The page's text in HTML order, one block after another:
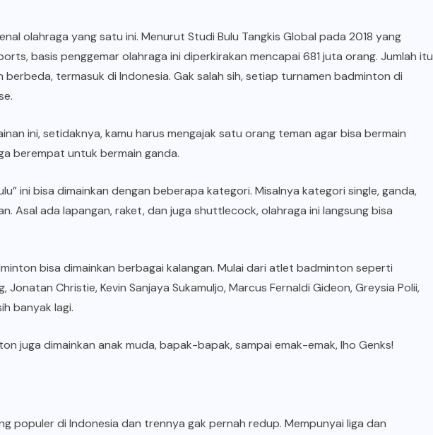
olahraga yang satu ini. Menurut Studi Bulu Tangkis Global pada 2018 yang
basis penggemar olahraga ini diperkirakan mencapai 681 juta orang. Jumlah itu
termasuk di Indonesia. Gak salah sih, setiap turnamen badminton di
ini, setidaknya, kamu harus mengajak satu orang teman agar bisa bermain
berempat untuk bermain ganda.
” ini bisa dimainkan dengan beberapa kategori. Misalnya kategori single, ganda,
Asal ada lapangan, raket, dan juga shuttlecock, olahraga ini langsung bisa
bisa dimainkan berbagai kalangan. Mulai dari atlet badminton seperti
Jonatan Christie, Kevin Sanjaya Sukamuljo, Marcus Fernaldi Gideon, Greysia Polii,
banyak lagi.
juga dimainkan anak muda, bapak-bapak, sampai emak-emak, lho Genks!
populer di Indonesia dan trennya gak pernah redup. Mempunyai liga dan